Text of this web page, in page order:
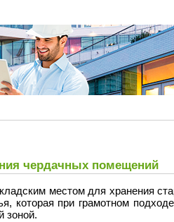
чердачных помещений
местом для хранения
которая при грамотном
зоной.